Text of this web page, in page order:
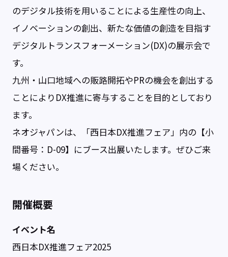
のデジタル技術を用いることによる生産性の向上、
イノベーションの創出、新たな価値の創造を目指す
デジタルトランスフォーメーション(DX)の展示会で
す。
九州・山口地域への販路開拓やPRの機会を創出する
ことによりDX推進に寄与することを目的としており
ます。
ネオジャパンは、「西日本DX推進フェア」内の【小
間番号：D-09】にブース出展いたします。ぜひご来
場ください。
開催概要
イベント名
西日本DX推進フェア2025